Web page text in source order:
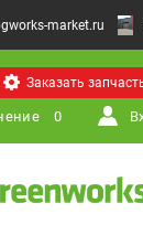
market.ru
Заказать
0